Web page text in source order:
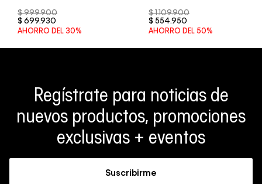
$ 999.900
$ 699.930
AHORRO DEL 30%
$ 1.109.900
$ 554.950
AHORRO DEL 50%
Regístrate para noticias de
nuevos productos, promociones
exclusivas + eventos
Suscribirme